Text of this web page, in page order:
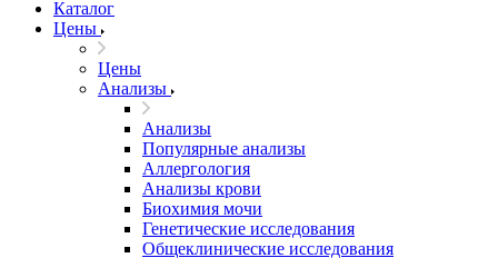
Каталог
Цены
Цены
Анализы
Анализы
Популярные анализы
Аллергология
Анализы крови
Биохимия мочи
Генетические исследования
Общеклинические исследования